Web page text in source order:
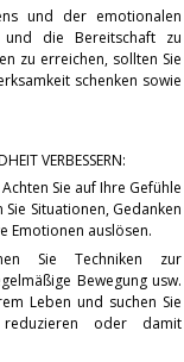
und der emotionalen
und die Bereitschaft zu
zu erreichen, sollten Sie
schenken sowie
VERBESSERN:
Achten Sie auf Ihre Gefühle
Situationen, Gedanken
Emotionen auslösen.
Sie Techniken zur
Bewegung usw.
Leben und suchen Sie
oder damit